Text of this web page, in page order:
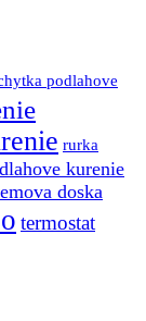
podlahove
rurka
kurenie
doska
termostat